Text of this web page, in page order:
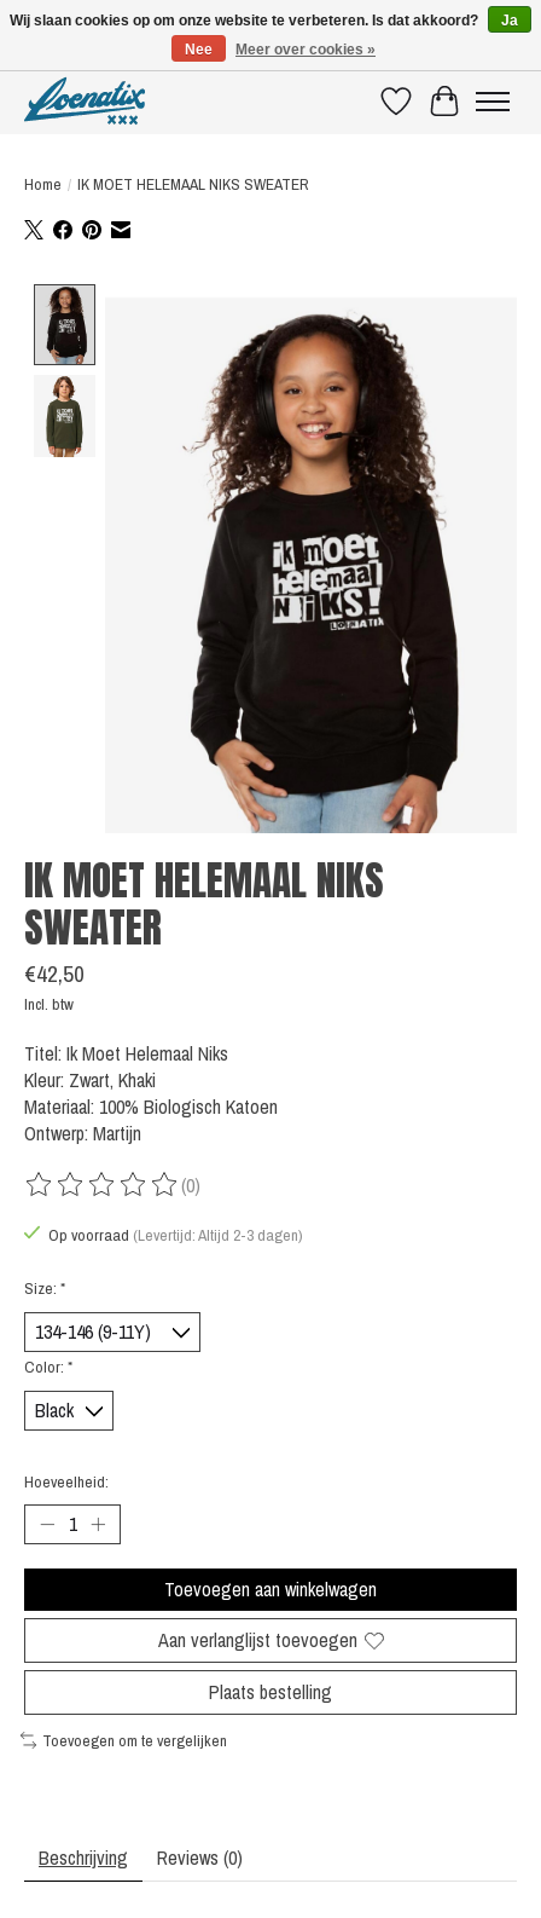
VerlanglijstWinkelwagen
Home / IK MOET HELEMAAL NIKS SWEATER
IK MOET HELEMAAL NIKS
SWEATER
€42,50
Incl. btw
Titel: Ik Moet Helemaal Niks
Kleur: Zwart, Khaki
Materiaal: 100% Biologisch Katoen
Ontwerp: Martijn
De beoordeling van dit product is
(0)
Op voorraad (Levertijd: Altijd 2-3 dagen)
Size: *
Color: *
Hoeveelheid:
Toevoegen aan winkelwagen
Aan verlanglijst toevoegen
Plaats bestelling
Toevoegen om te vergelijken
Beschrijving Reviews (0)
Wij slaan cookies op om onze website te verbeteren. Is dat akkoord?
Ja
Nee
Meer over cookies »